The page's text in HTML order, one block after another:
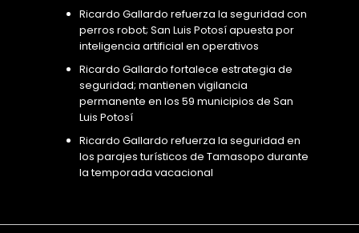
Ricardo Gallardo refuerza la seguridad con
perros robot; San Luis Potosí apuesta por
inteligencia artificial en operativos
Ricardo Gallardo fortalece estrategia de
seguridad; mantienen vigilancia
permanente en los 59 municipios de San
Luis Potosí
Ricardo Gallardo refuerza la seguridad en
los parajes turísticos de Tamasopo durante
la temporada vacacional